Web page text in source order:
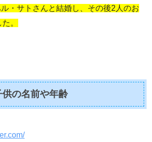
・サトさんと結婚し、その後2人のお
。
の名前や年齢